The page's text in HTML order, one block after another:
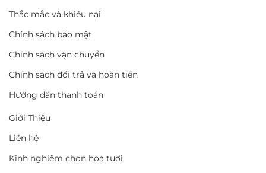
Thắc mắc và khiếu nại
Chính sách bảo mật
Chính sách vận chuyển
Chính sách đổi trả và hoàn tiền
Hướng dẫn thanh toán
Giới Thiệu
Liên hệ
Kinh nghiệm chọn hoa tươi